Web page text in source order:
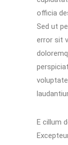
officia
Sed ut
error sit
E cillum